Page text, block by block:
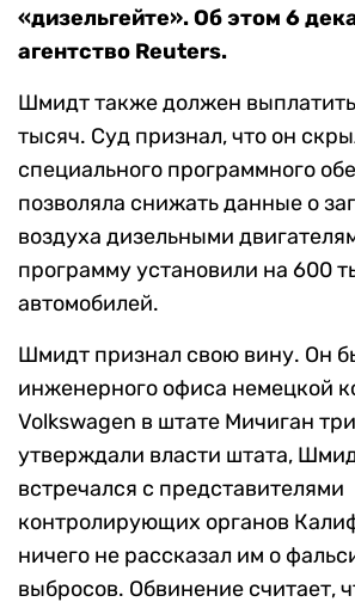
«дизельгейте». Об этом 6
агентство Reuters.
Шмидт также должен
тысяч. Суд признал, что он
специального программного
позволяла снижать данные о
воздуха дизельными
программу установили на 600
автомобилей.
Шмидт признал свою вину. Он
инженерного офиса немецкой
Volkswagen в штате Мичиган
утверждали власти штата,
встречался c представителями
контролирующих органов
ничего не рассказал им о
выбросов. Обвинение считает,